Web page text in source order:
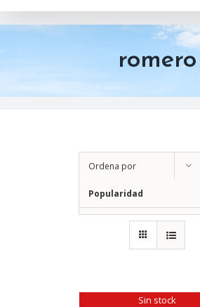
romero
Ordena por
Popularidad
Mostrar 12 productos
Sin stock